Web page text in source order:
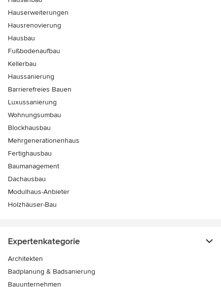
Hauserweiterungen
Hausrenovierung
Hausbau
Fußbodenaufbau
Kellerbau
Haussanierung
Barrierefreies Bauen
Luxussanierung
Wohnungsumbau
Blockhausbau
Mehrgenerationenhaus
Fertighausbau
Baumanagement
Dachausbau
Modulhaus-Anbieter
Holzhäuser-Bau
Expertenkategorie
Architekten
Badplanung & Badsanierung
Bauunternehmen